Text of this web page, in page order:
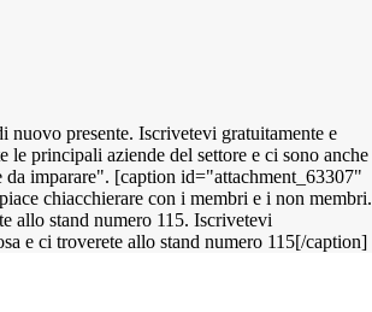
presente. Iscrivetevi gratuitamente e
principali aziende del settore e ci sono anche
da imparare". [caption id="attachment_63307"
chiacchierare con i membri e i non membri.
allo stand numero 115. Iscrivetevi
e ci troverete allo stand numero 115[/caption]